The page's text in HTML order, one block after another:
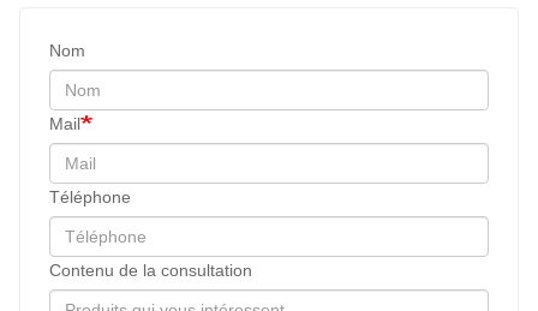
Nom
Mail
Téléphone
Contenu de la consultation